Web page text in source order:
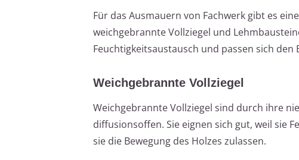
Für das Ausmauern von Fachwerk gibt es
weichgebrannte Vollziegel und
Feuchtigkeitsaustausch und passen sich den
Weichgebrannte Vollziegel
Weichgebrannte Vollziegel sind durch ihre
diffusionsoffen. Sie eignen sich gut, weil sie
sie die Bewegung des Holzes zulassen.